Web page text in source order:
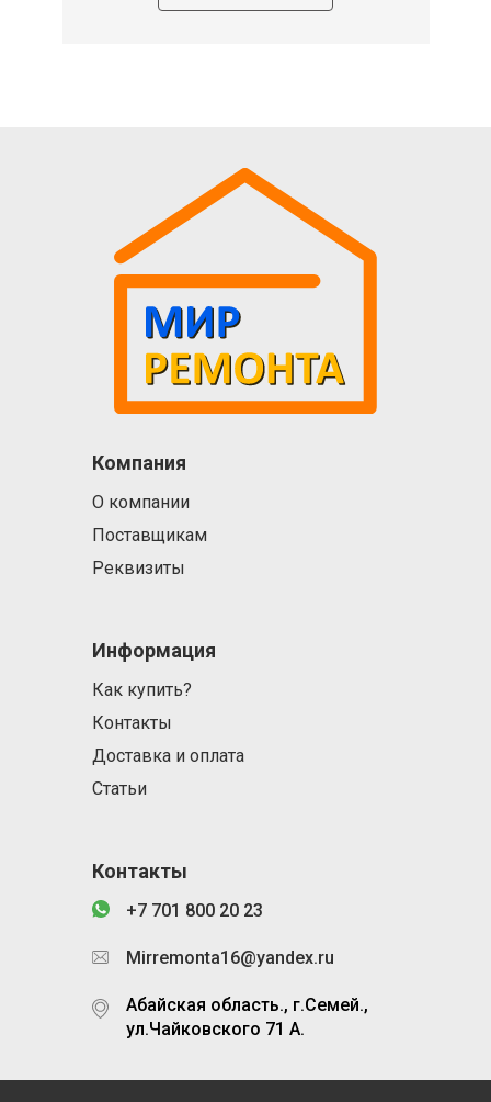
Компания
О компании
Поставщикам
Реквизиты
Информация
Как купить?
Контакты
Доставка и оплата
Статьи
Контакты
+7 701 800 20 23
Mirremonta16@yandex.ru
Абайская область., г.Семей.,
ул.Чайковского 71 А.